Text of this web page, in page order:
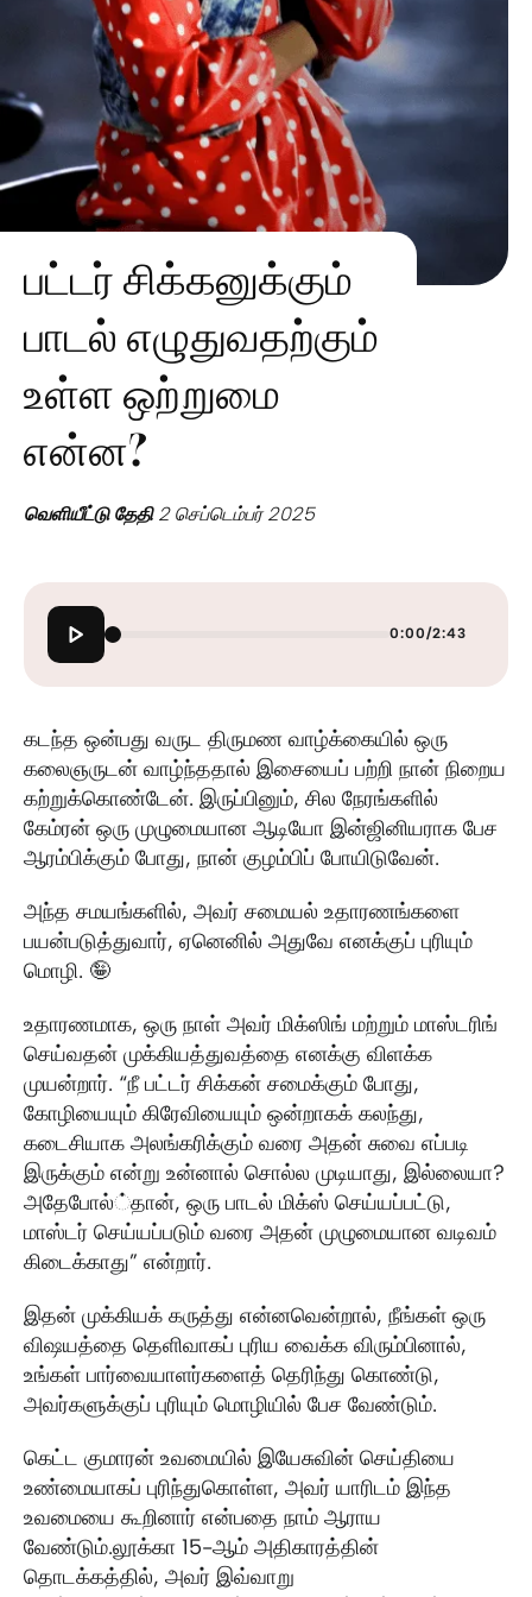
பட்டர் சிக்கனுக்கும்
பாடல் எழுதுவதற்கும்
உள்ள ஒற்றுமை
என்ன?
வெளியீட்டு தேதி2 செப்டெம்பர் 2025
0:00/2:43
கடந்த ஒன்பது வருட திருமண வாழ்க்கையில் ஒரு
கலைஞருடன் வாழ்ந்ததால் இசையைப் பற்றி நான் நிறைய
கற்றுக்கொண்டேன். இருப்பினும், சில நேரங்களில்
கேம்ரன் ஒரு முழுமையான ஆடியோ இன்ஜினியராக பேச
ஆரம்பிக்கும் போது, நான் குழம்பிப் போயிடுவேன்.
அந்த சமயங்களில், அவர் சமையல் உதாரணங்களை
பயன்படுத்துவார், ஏனெனில் அதுவே எனக்குப் புரியும்
மொழி. 🤪
உதாரணமாக, ஒரு நாள் அவர் மிக்ஸிங் மற்றும் மாஸ்டரிங்
செய்வதன் முக்கியத்துவத்தை எனக்கு விளக்க
முயன்றார். “நீ பட்டர் சிக்கன் சமைக்கும் போது,
கோழியையும் கிரேவியையும் ஒன்றாகக் கலந்து,
கடைசியாக அலங்கரிக்கும் வரை அதன் சுவை எப்படி
இருக்கும் என்று உன்னால் சொல்ல முடியாது, இல்லையா?
அதேபோல்்தான், ஒரு பாடல் மிக்ஸ் செய்யப்பட்டு,
மாஸ்டர் செய்யப்படும் வரை அதன் முழுமையான வடிவம்
கிடைக்காது” என்றார்.
இதன் முக்கியக் கருத்து என்னவென்றால், நீங்கள் ஒரு
விஷயத்தை தெளிவாகப் புரிய வைக்க விரும்பினால்,
உங்கள் பார்வையாளர்களைத் தெரிந்து கொண்டு,
அவர்களுக்குப் புரியும் மொழியில் பேச வேண்டும்.
கெட்ட குமாரன் உவமையில் இயேசுவின் செய்தியை
உண்மையாகப் புரிந்துகொள்ள, அவர் யாரிடம் இந்த
உவமையை கூறினார் என்பதை நாம் ஆராய
வேண்டும்.லூக்கா 15-ஆம் அதிகாரத்தின்
தொடக்கத்தில், அவர் இவ்வாறு